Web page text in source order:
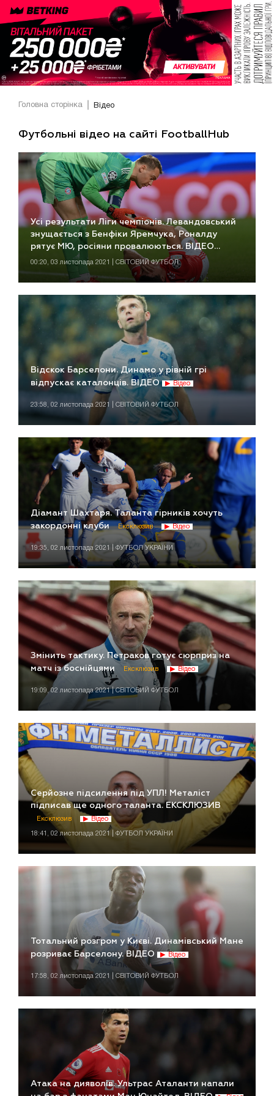
Головна сторінка Відео
Футбольні відео на сайті FootballHub
Усі результати Ліги чемпіонів. Левандовський
знущається з Бенфіки Яремчука, Роналду
рятує МЮ, росіяни провалюються. ВІДЕО
Відео
00:20, 03 листопада 2021 | СВІТОВИЙ ФУТБОЛ
Відскок Барселони. Динамо у рівній грі
відпускає каталонців. ВІДЕО
Відео
23:58, 02 листопада 2021 | СВІТОВИЙ ФУТБОЛ
Діамант Шахтаря. Таланта гірників хочуть
закордонні клуби
Ексклюзив Відео
19:35, 02 листопада 2021 | ФУТБОЛ УКРАЇНИ
Змінить тактику. Петраков готує сюрприз на
матч із боснійцями
Ексклюзив Відео
19:09, 02 листопада 2021 | СВІТОВИЙ ФУТБОЛ
Серйозне підсилення під УПЛ! Металіст
підписав ще одного таланта. ЕКСКЛЮЗИВ
Ексклюзив Відео
18:41, 02 листопада 2021 | ФУТБОЛ УКРАЇНИ
Тотальний розгром у Києві. Динамівський Мане
розриває Барселону. ВІДЕО
Відео
17:58, 02 листопада 2021 | СВІТОВИЙ ФУТБОЛ
Атака на дияволів. Ультрас Аталанти напали